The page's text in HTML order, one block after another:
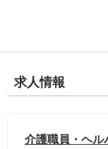
求人情報
介護職員・ヘル